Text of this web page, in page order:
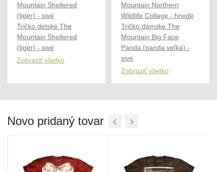
Mountain Sheltered
(tiger) - sivé
Tričko detské The
Mountain Sheltered
(tiger) - sivé
Zobraziť všetko
Mountain Northern
Wildlife Collage - hnedé
Tričko dámske The
Mountain Big Face
Panda (panda veľká) -
sivé
Zobraziť všetko
Novo pridaný tovar